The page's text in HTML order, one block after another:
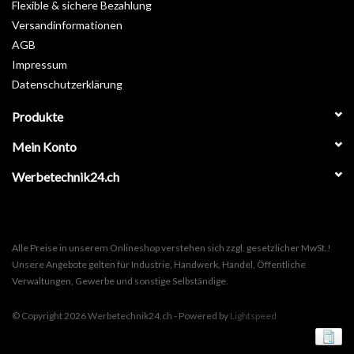
Flexible & sichere Bezahlung
Versandinformationen
AGB
Impressum
Datenschutzerklärung
Produkte
Mein Konto
Werbetechnik24.ch
Alle Preise in unserem Onlineshop verstehen sich zzgl. gesetzlicher MwSt.!
Unsere Angebote gelten für Industrie, Handwerk, Handel, Öffentliche
Verwaltungen, Gewerbe und sonstige Selbständige.
© Copyright 2026 Werbetechnik24.ch - Powered by Lightspeed